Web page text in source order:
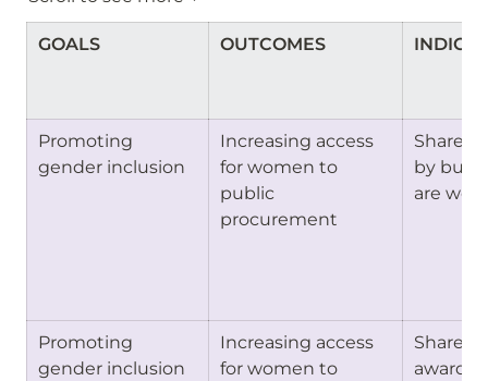
GOALS OUTCOMES
Promoting
gender inclusion
Increasing access
for women to
public
procurement
Share
by
are
Promoting
gender inclusion
Increasing access
for women to
Share